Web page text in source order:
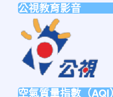
公視教育影音
空氣質量指數（AQI）